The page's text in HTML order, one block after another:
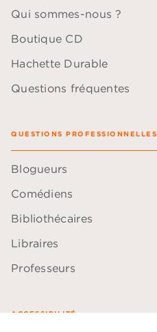
Qui sommes-nous ?
Boutique CD
Hachette Durable
Questions fréquentes
QUESTIONS PROFESSIONNELLES
Blogueurs
Comédiens
Bibliothécaires
Libraires
Professeurs
ACCESSIBILITÉ